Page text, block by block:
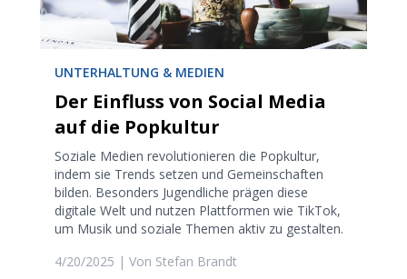
UNTERHALTUNG & MEDIEN
Der Einfluss von Social Media
auf die Popkultur
Soziale Medien revolutionieren die Popkultur,
indem sie Trends setzen und Gemeinschaften
bilden. Besonders Jugendliche prägen diese
digitale Welt und nutzen Plattformen wie TikTok,
um Musik und soziale Themen aktiv zu gestalten.
4/20/2025 | Von Stefan Brandt